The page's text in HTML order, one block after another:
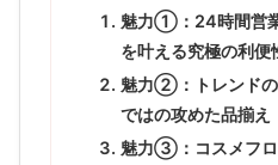
魅力①：24時間営業
を叶える究極の利便
魅力②：トレンドの
ではの攻めた品揃え
魅力③：コスメフロ